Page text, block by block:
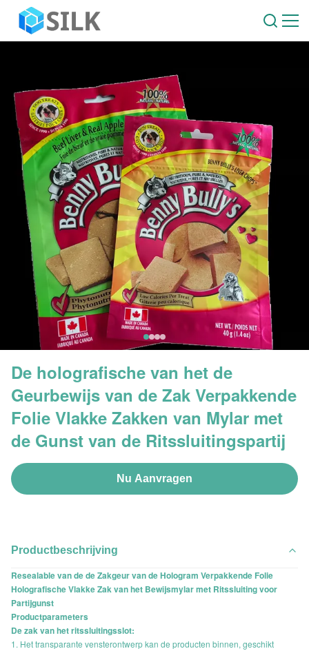
De holografische van het de
Geurbewijs van de Zak Verpakkende
Folie Vlakke Zakken van Mylar met
de Gunst van de Ritssluitingspartij
Nu Aanvragen
Productbeschrijving
Resealable van de de Zakgeur van de Hologram Verpakkende Folie
Holografische Vlakke Zak van het Bewijsmylar met Ritssluiting voor
Partijgunst
Productparameters
De zak van het ritssluitingsslot:
1. Het transparante vensterontwerp kan de producten binnen, geschikt